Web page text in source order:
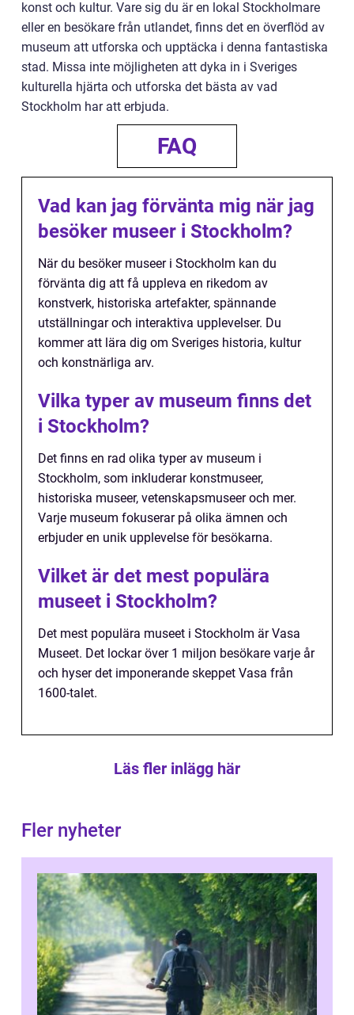
konst och kultur. Vare sig du är en lokal Stockholmare
eller en besökare från utlandet, finns det en överflöd av
museum att utforska och upptäcka i denna fantastiska
stad. Missa inte möjligheten att dyka in i Sveriges
kulturella hjärta och utforska det bästa av vad
Stockholm har att erbjuda.
FAQ
Vad kan jag förvänta mig när jag
besöker museer i Stockholm?
När du besöker museer i Stockholm kan du
förvänta dig att få uppleva en rikedom av
konstverk, historiska artefakter, spännande
utställningar och interaktiva upplevelser. Du
kommer att lära dig om Sveriges historia, kultur
och konstnärliga arv.
Vilka typer av museum finns det
i Stockholm?
Det finns en rad olika typer av museum i
Stockholm, som inkluderar konstmuseer,
historiska museer, vetenskapsmuseer och mer.
Varje museum fokuserar på olika ämnen och
erbjuder en unik upplevelse för besökarna.
Vilket är det mest populära
museet i Stockholm?
Det mest populära museet i Stockholm är Vasa
Museet. Det lockar över 1 miljon besökare varje år
och hyser det imponerande skeppet Vasa från
1600-talet.
Läs fler inlägg här
Fler nyheter